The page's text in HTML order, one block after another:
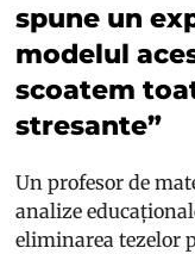
spune un
modelul
scoatem
stresante”
Un profesor de
analize
eliminarea tezelor